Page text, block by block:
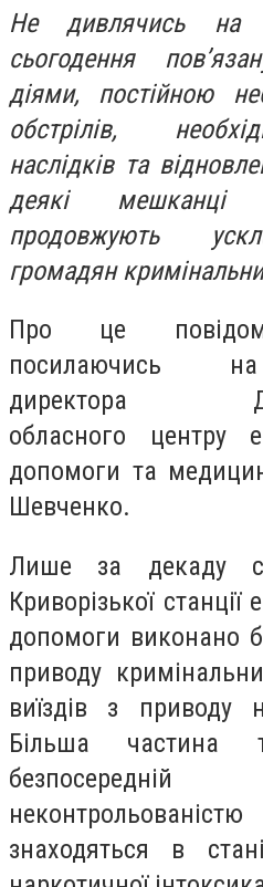
Не дивлячись на
сьогодення
діями, постійною
обстрілів,
наслідків та
деякі мешканці
продовжують
громадян
Про це
посилаючись
директора
обласного центру
допомоги та
Шевченко.
Лише за декаду
Криворізької станції
допомоги виконано
приводу
виїздів з приводу
Більша частина
знаходяться в